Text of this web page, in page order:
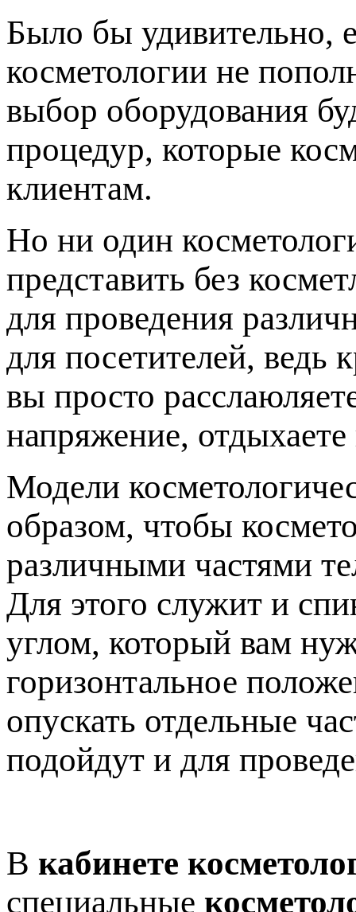
Было бы удивительно,
косметологии не
выбор оборудования
процедур, которые
клиентам.
Но ни один
представить без
для проведения
для посетителей, ведь
вы просто
напряжение,
Модели
образом, чтобы
различными частями
Для этого служит и
углом, который вам
горизонтальное
опускать отдельные
подойдут и для
В кабинете
специальные